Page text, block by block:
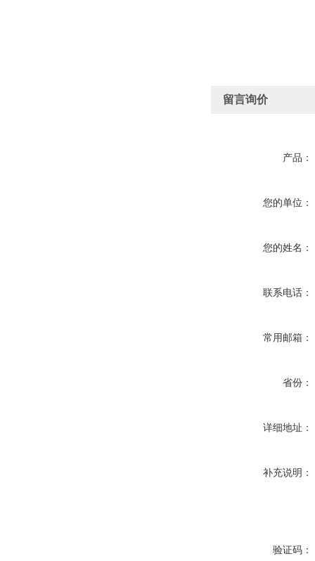
留言询价
产品：
您的单位：
您的姓名：
联系电话：
常用邮箱：
省份：
详细地址：
补充说明：
验证码：